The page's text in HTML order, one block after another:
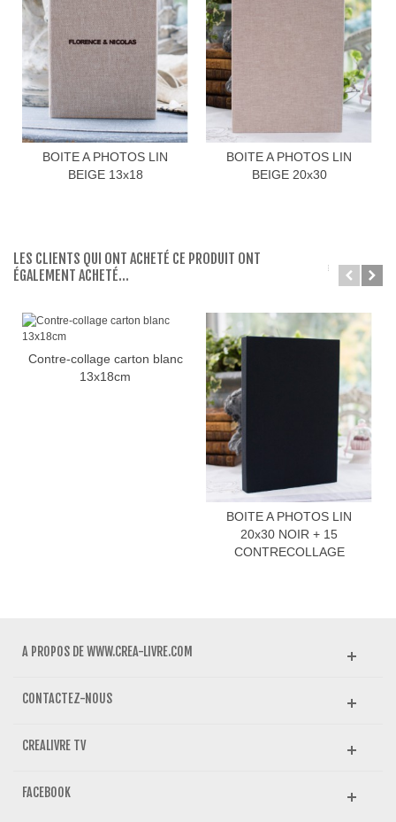
BOITE A PHOTOS LIN
BEIGE 13x18
BOITE A PHOTOS LIN
BEIGE 20x30
LES CLIENTS QUI ONT ACHETÉ CE PRODUIT ONT
ÉGALEMENT ACHETÉ...
Contre-collage carton blanc
13x18cm
BOITE A PHOTOS LIN
20x30 NOIR + 15
CONTRECOLLAGE
A PROPOS DE WWW.CREA-LIVRE.COM
CONTACTEZ-NOUS
CREALIVRE TV
FACEBOOK